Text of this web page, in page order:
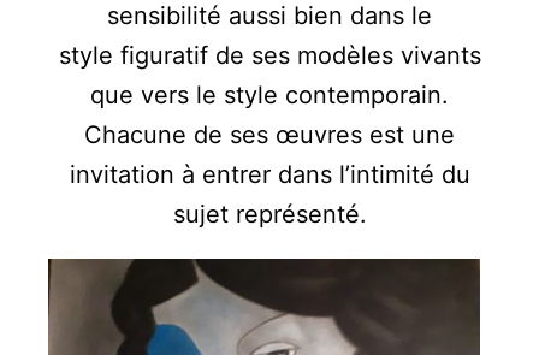
sensibilité aussi bien dans le
style figuratif de ses modèles vivants
que vers le style contemporain.
Chacune de ses œuvres est une
invitation à entrer dans l’intimité du
sujet représenté.